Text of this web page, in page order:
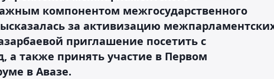
компонентом межгосударственного
за активизацию
приглашение посетить с
также принять участие в Первом
в Авазе.